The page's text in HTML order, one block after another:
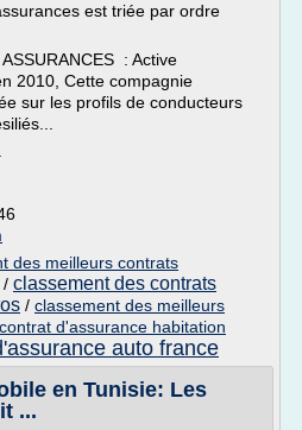
est triée par ordre
: Active
2010, Cette compagnie
sur les profils de conducteurs
des meilleurs contrats
/ classement des contrats
/ classement des meilleurs
contrat d'assurance habitation
auto france
en Tunisie: Les
...